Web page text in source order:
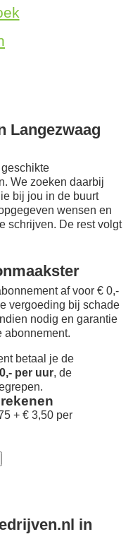
Langezwaag
We zoeken daarbij
bij jou in de buurt
wensen en
schrijven. De rest volgt
af voor € 0,-
vergoeding bij schade
nodig en garantie
abonnement.
betaal je de
per uur, de
+ € 3,50 per
in